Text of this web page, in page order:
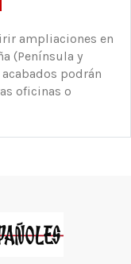
ampliaciones en
(Península y
podrán
oficinas o